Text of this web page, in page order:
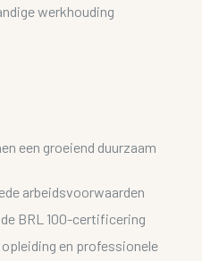
werkhouding
een groeiend duurzaam
arbeidsvoorwaarden
BRL 100-certificering
en professionele